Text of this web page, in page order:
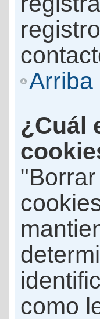
Arriba
¿Cuál
como